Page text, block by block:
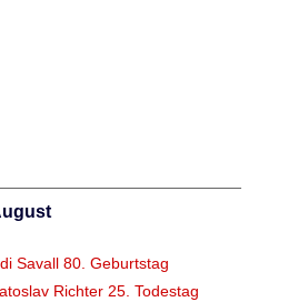
Savall 80. Geburtstag
Richter 25. Todestag